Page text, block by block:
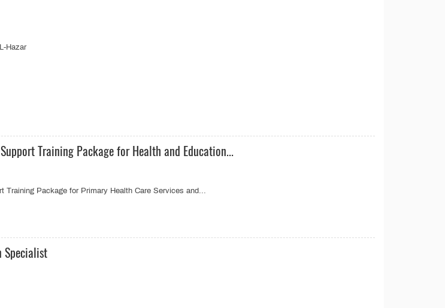
Hazar
Training Package for Health and Education...
Training Package for Primary Health Care Services and...
Specialist